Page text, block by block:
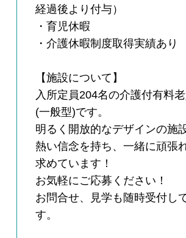
経過後より付与）
・育児休暇
・介護休暇制度取得実績あり
【施設について】
入所定員204名の介護付有料
(一般型)です。
明るく開放的なデザインの施
熱い信念を持ち、一緒に頑張
求めています！
お気軽にご応募ください！
お問合せ、見学も随時受付し
す。